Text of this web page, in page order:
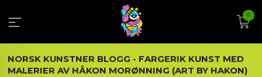
innholdet
0
NORSK KUNSTNER BLOGG - FARGERIK KUNST MED
MALERIER AV HÅKON MORØNNING (ART BY HAKON)